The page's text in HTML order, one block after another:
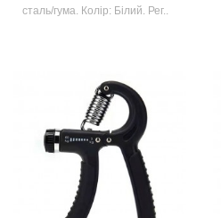
сталь/гума. Колір: Білий. Рег..